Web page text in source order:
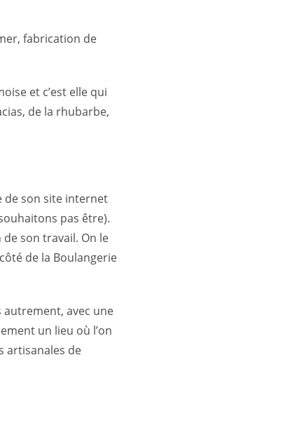
fabrication de
et c’est elle qui
de la rhubarbe,
de son site internet
pas être).
son travail. On le
de la Boulangerie
autrement, avec une
un lieu où l’on
artisanales de